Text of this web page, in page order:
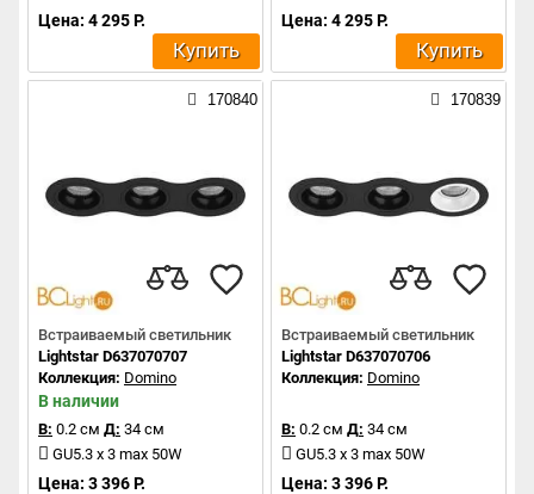
Цена: 4 295 Р.
Купить
Цена: 4 295 Р.
Купить
170840
Встраиваемый светильник
Lightstar D637070707
Коллекция: Domino
В наличии
В: 0.2 см Д: 34 см
GU5.3 x 3 max 50W
Цена: 3 396 Р.
170839
Встраиваемый светильник
Lightstar D637070706
Коллекция: Domino
В: 0.2 см Д: 34 см
GU5.3 x 3 max 50W
Цена: 3 396 Р.